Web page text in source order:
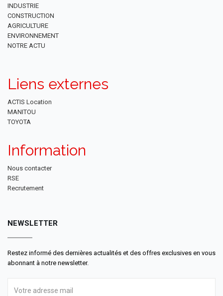
INDUSTRIE
CONSTRUCTION
AGRICULTURE
ENVIRONNEMENT
NOTRE ACTU
Liens externes
ACTIS Location
MANITOU
TOYOTA
Information
Nous contacter
RSE
Recrutement
NEWSLETTER
Restez informé des dernières actualités et des offres exclusives en vous
abonnant à notre newsletter.